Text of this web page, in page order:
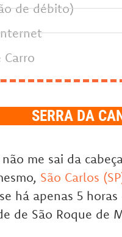
de débito)
Carro
SERRA DA
me sai da
São Carlos
há apenas 5 horas
de São Roque de